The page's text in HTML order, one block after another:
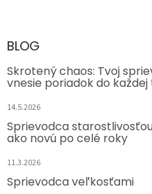
BLOG
Skrotený chaos: Tvoj
vnesie poriadok do každej
14.5.2026
Sprievodca
ako novú po celé roky
11.3.2026
Sprievodca veľkosťami